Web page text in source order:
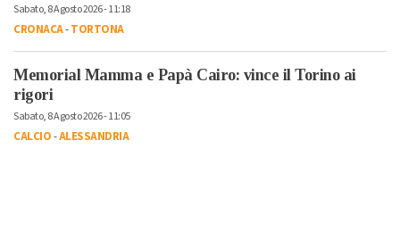
Sabato, 8 Agosto 2026 - 11:18
CRONACA-TORTONA
Memorial Mamma e Papà Cairo: vince il Torino ai
rigori
Sabato, 8 Agosto 2026 - 11:05
CALCIO-ALESSANDRIA